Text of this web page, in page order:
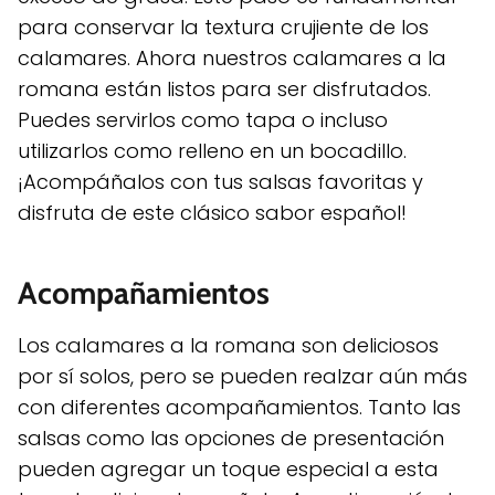
para conservar la textura crujiente de los
calamares. Ahora nuestros calamares a la
romana están listos para ser disfrutados.
Puedes servirlos como tapa o incluso
utilizarlos como relleno en un bocadillo.
¡Acompáñalos con tus salsas favoritas y
disfruta de este clásico sabor español!
Acompañamientos
Los calamares a la romana son deliciosos
por sí solos, pero se pueden realzar aún más
con diferentes acompañamientos. Tanto las
salsas como las opciones de presentación
pueden agregar un toque especial a esta